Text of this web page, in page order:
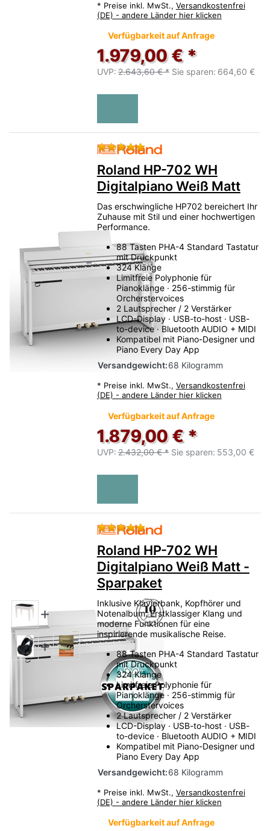
* Preise inkl. MwSt., Versandkostenfrei
(DE) - andere Länder hier klicken
Verfügbarkeit auf Anfrage
1.979,00 € *
UVP: 2.643,60 € * Sie sparen: 664,60 €
Bewertung: 5 von 5
Roland HP-702 WH
Digitalpiano Weiß Matt
Das erschwingliche HP702 bereichert Ihr
Zuhause mit Stil und einer hochwertigen
Performance.
88 Tasten PHA-4 Standard Tastatur
mit Druckpunkt
324 Klänge
Limitfreie Polyphonie für
Pianoklänge · 256-stimmig für
Orcherstervoices
2 Lautsprecher / 2 Verstärker
LCD-Display · USB-to-host · USB-
to-device · Bluetooth AUDIO + MIDI
Kompatibel mit Piano-Designer und
Piano Every Day App
Versandgewicht:68 Kilogramm
* Preise inkl. MwSt., Versandkostenfrei
(DE) - andere Länder hier klicken
Verfügbarkeit auf Anfrage
1.879,00 € *
UVP: 2.432,00 € * Sie sparen: 553,00 €
Bewertung: 5 von 5
Roland HP-702 WH
Digitalpiano Weiß Matt -
Sparpaket
Inklusive Klavierbank, Kopfhörer und
Notenalbum. Erstklassiger Klang und
moderne Funktionen für eine
inspirierende musikalische Reise.
88 Tasten PHA-4 Standard Tastatur
mit Druckpunkt
324 Klänge
Limitfreie Polyphonie für
Pianoklänge · 256-stimmig für
Orcherstervoices
2 Lautsprecher / 2 Verstärker
LCD-Display · USB-to-host · USB-
to-device · Bluetooth AUDIO + MIDI
Kompatibel mit Piano-Designer und
Piano Every Day App
Versandgewicht:68 Kilogramm
* Preise inkl. MwSt., Versandkostenfrei
(DE) - andere Länder hier klicken
Verfügbarkeit auf Anfrage